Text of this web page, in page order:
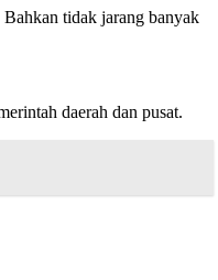
Bahkan tidak jarang banyak
daerah dan pusat.